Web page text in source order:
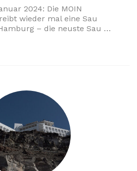
2024: Die MOIN
wieder mal eine Sau
– die neuste Sau …